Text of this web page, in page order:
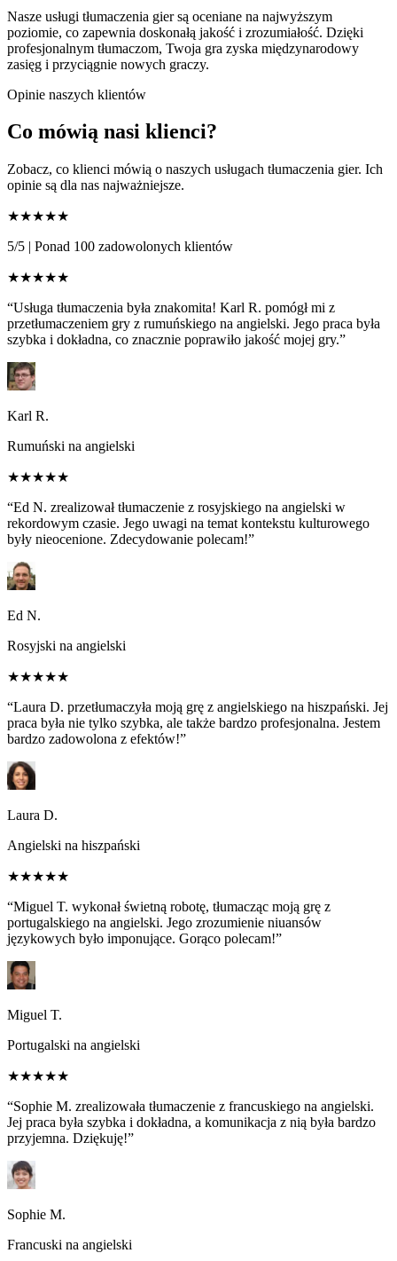
Nasze usługi tłumaczenia gier są oceniane na najwyższym
poziomie, co zapewnia doskonałą jakość i zrozumiałość. Dzięki
profesjonalnym tłumaczom, Twoja gra zyska międzynarodowy
zasięg i przyciągnie nowych graczy.
Opinie naszych klientów
Co mówią nasi klienci?
Zobacz, co klienci mówią o naszych usługach tłumaczenia gier. Ich
opinie są dla nas najważniejsze.
★★★★★
5/5 | Ponad 100 zadowolonych klientów
★★★★★
“Usługa tłumaczenia była znakomita! Karl R. pomógł mi z
przetłumaczeniem gry z rumuńskiego na angielski. Jego praca była
szybka i dokładna, co znacznie poprawiło jakość mojej gry.”
Karl R.
Rumuński na angielski
★★★★★
“Ed N. zrealizował tłumaczenie z rosyjskiego na angielski w
rekordowym czasie. Jego uwagi na temat kontekstu kulturowego
były nieocenione. Zdecydowanie polecam!”
Ed N.
Rosyjski na angielski
★★★★★
“Laura D. przetłumaczyła moją grę z angielskiego na hiszpański. Jej
praca była nie tylko szybka, ale także bardzo profesjonalna. Jestem
bardzo zadowolona z efektów!”
Laura D.
Angielski na hiszpański
★★★★★
“Miguel T. wykonał świetną robotę, tłumacząc moją grę z
portugalskiego na angielski. Jego zrozumienie niuansów
językowych było imponujące. Gorąco polecam!”
Miguel T.
Portugalski na angielski
★★★★★
“Sophie M. zrealizowała tłumaczenie z francuskiego na angielski.
Jej praca była szybka i dokładna, a komunikacja z nią była bardzo
przyjemna. Dziękuję!”
Sophie M.
Francuski na angielski